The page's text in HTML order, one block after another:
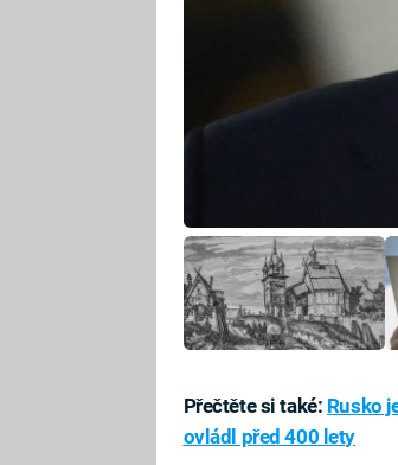
Přečtěte si také: Rusko
ovládl před 400 lety